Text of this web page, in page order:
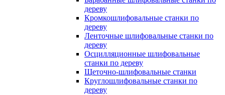
дереву
Кромкошлифовальные станки по
дереву
Ленточные шлифовальные станки по
дереву
Осцилляционные шлифовальные
станки по дереву
Щеточно-шлифовальные станки
Круглошлифовальные станки по
дереву